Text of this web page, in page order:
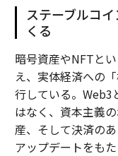
ステーブルコ
くる
暗号資産やNFTと
え、実体経済への
行している。Web3
はなく、資本主義
産、そして決済の
アップデートをも